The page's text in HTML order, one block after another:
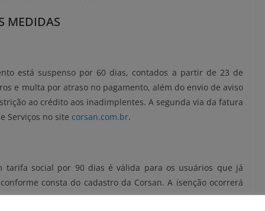
MEDIDAS
está suspenso por 60 dias, contados a partir de 23 de
e multa por atraso no pagamento, além do envio de aviso
ao crédito aos inadimplentes. A segunda via da fatura
Serviços no site corsan.com.br.
tarifa social por 90 dias é válida para os usuários que já
consta do cadastro da Corsan. A isenção ocorrerá